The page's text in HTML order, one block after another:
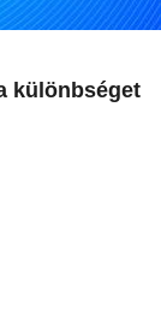
különbséget